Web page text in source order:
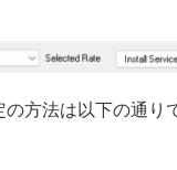
方法は以下の通り